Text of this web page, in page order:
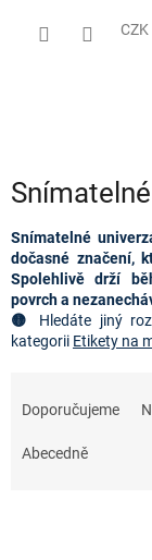
CZK
Snímatelné
dočasné značení,
Spolehlivě drží
povrch a
🟡 Hledáte jiný
kategorii Etikety na
Doporučujeme
Abecedně